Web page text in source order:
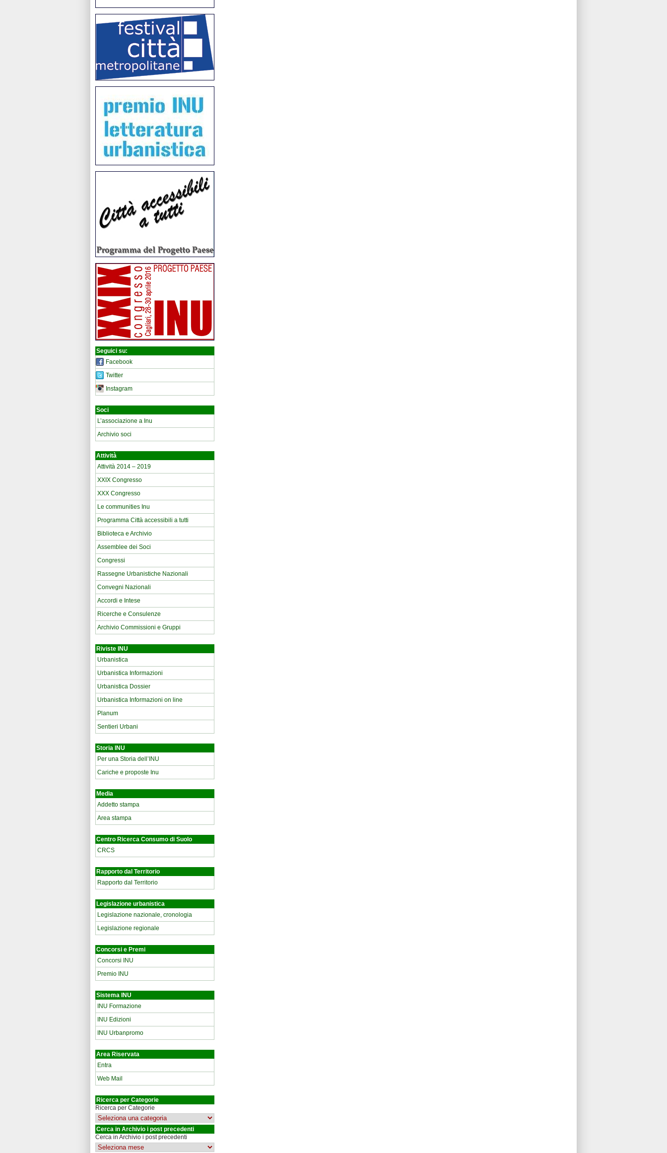
Seguici su:
Facebook
Twitter
Instagram
Soci
L’associazione a Inu
Archivio soci
Attività
Attività 2014 – 2019
XXIX Congresso
XXX Congresso
Le communities Inu
Programma Città accessibili a tutti
Biblioteca e Archivio
Assemblee dei Soci
Congressi
Rassegne Urbanistiche Nazionali
Convegni Nazionali
Accordi e Intese
Ricerche e Consulenze
Archivio Commissioni e Gruppi
Riviste INU
Urbanistica
Urbanistica Informazioni
Urbanistica Dossier
Urbanistica Informazioni on line
Planum
Sentieri Urbani
Storia INU
Per una Storia dell’INU
Cariche e proposte Inu
Media
Addetto stampa
Area stampa
Centro Ricerca Consumo di Suolo
CRCS
Rapporto dal Territorio
Rapporto dal Territorio
Legislazione urbanistica
Legislazione nazionale, cronologia
Legislazione regionale
Concorsi e Premi
Concorsi INU
Premio INU
Sistema INU
INU Formazione
INU Edizioni
INU Urbanpromo
Area Riservata
Entra
Web Mail
Ricerca per Categorie
Ricerca per Categorie
Cerca in Archivio i post precedenti
Cerca in Archivio i post precedenti